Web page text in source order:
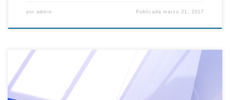
por admin Publicadamarzo 21, 2017
Promovido por el COIN, el 16 de marzo de 2004 se constituyó el